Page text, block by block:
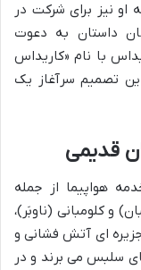
او نیز برای شرکت در
داستان به دعوت
با نام «کاریداس
این تصمیم سرآغاز یک
قدیمی
هواپیما از جمله
و کلومبانی (ناوبَر)،
ای آتش فشانی و
سلبس می برند و در